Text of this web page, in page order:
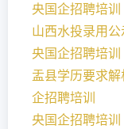
央国企招聘培
山西水投录用
央国企招聘培
盂县学历要求
企招聘培训
央国企招聘培